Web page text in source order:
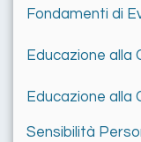
Fondamenti di
Educazione alla
Educazione alla
Sensibilità